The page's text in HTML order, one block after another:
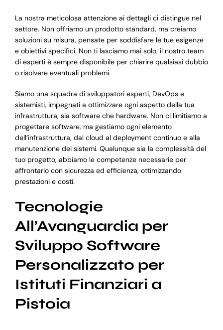
La nostra meticolosa attenzione ai dettagli ci distingue nel
settore. Non offriamo un prodotto standard, ma creiamo
soluzioni su misura, pensate per soddisfare le tue esigenze
e obiettivi specifici. Non ti lasciamo mai solo; il nostro team
di esperti è sempre disponibile per chiarire qualsiasi dubbio
o risolvere eventuali problemi.
Siamo una squadra di sviluppatori esperti, DevOps e
sistemisti, impegnati a ottimizzare ogni aspetto della tua
infrastruttura, sia software che hardware. Non ci limitiamo a
progettare software, ma gestiamo ogni elemento
dell’infrastruttura, dal cloud al deployment continuo e alla
manutenzione dei sistemi. Qualunque sia la complessità del
tuo progetto, abbiamo le competenze necessarie per
affrontarlo con sicurezza ed efficienza, ottimizzando
prestazioni e costi.
Tecnologie
All’Avanguardia per
Sviluppo Software
Personalizzato per
Istituti Finanziari a
Pistoia